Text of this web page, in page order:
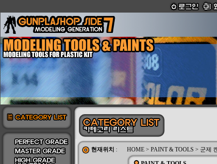
현재위치 : HOME > PAINT & TOOLS > 군제